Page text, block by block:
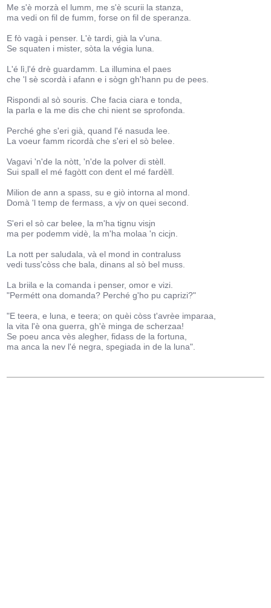
Me s'è morzà el lumm, me s'è scurii la stanza,
ma vedi on fil de fumm, forse on fil de speranza.
E fò vagà i penser. L'è tardi, già la v'una.
Se squaten i mister, sòta la végia luna.
L'é lì,l'é drè guardamm. La illumina el paes
che 'l sè scordà i afann e i sògn gh'hann pu de pees.
Rispondi al sò souris. Che facia ciara e tonda,
la parla e la me dis che chi nient se sprofonda.
Perché ghe s'eri già, quand l'é nasuda lee.
La voeur famm ricordà che s'eri el sò belee.
Vagavi 'n'de la nòtt, 'n'de la polver di stèll.
Sui spall el mé fagòtt con dent el mé fardèll.
Milion de ann a spass, su e giò intorna al mond.
Domà 'l temp de fermass, a vjv on quei second.
S'eri el sò car belee, la m'ha tignu visjn
ma per podemm vidè, la m'ha molaa 'n cicjn.
La nott per saludala, và el mond in contraluss
vedi tuss'còss che bala, dinans al sò bel muss.
La briila e la comanda i penser, omor e vizi.
"Permétt ona domanda? Perché g'ho pu caprizi?"
"E teera, e luna, e teera; on quèi còss t'avrèe imparaa,
la vita l'è ona guerra, gh'è minga de scherzaa!
Se poeu anca vès alegher, fidass de la fortuna,
ma anca la nev l'é negra, spegiada in de la luna".